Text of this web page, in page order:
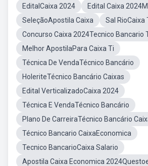
EditalCaixa 2024
Edital Caixa
SeleçãoApostila Caixa
Sal RioCaixa
Concurso Caixa 2024Tecnico Bancario
Melhor ApostilaPara Caixa Ti
Técnica De VendaTécnico Bancário
HoleriteTécnico Bancário Caixas
Edital VerticalizadoCaixa 2024
Técnica E VendaTécnico Bancário
Plano De CarreiraTécnico Bancário
Técnico Bancario CaixaEconomica
Tecnico BancarioCaixa Salario
Apostila Caixa Economica